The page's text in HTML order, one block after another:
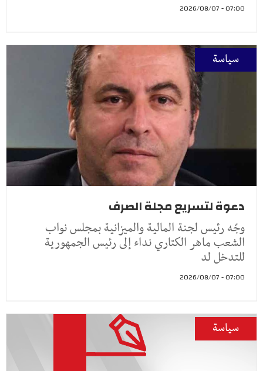
07:00 - 2026/08/07
سياسة
دعوة لتسريع مجلة الصرف
وجّه رئيس لجنة المالية والميزانية بمجلس نواب
الشعب ماهر الكتاري نداء إلى رئيس الجمهورية
للتدخل لد
07:00 - 2026/08/07
سياسة